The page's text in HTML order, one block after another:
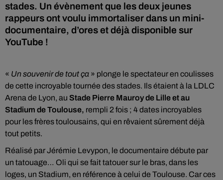
stades. Un évènement que les deux jeunes
rappeurs ont voulu immortaliser dans un mini-
documentaire, d’ores et déjà disponible sur
YouTube !
« Un souvenir de tout ça » plonge le spectateur en coulisses
de cette incroyable tournée des stades. Ils étaient à la LDLC
Arena de Lyon, au Stade Pierre Mauroy de Lille et au
Stadium de Toulouse, rempli 2 fois ; 4 dates incroyables
pour les frères toulousains, qui en rêvaient sûrement déjà
tout petits.
Réalisé par Jérémie Levypon, le documentaire débute par
un tatouage… Oli qui se fait tatouer sur le bras, dans les
loges, un Stadium, en référence à celui de Toulouse. Car ces